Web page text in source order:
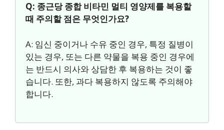
Q: 종근당 종합 비타민 멀티 영양제를 복용할
때 주의할 점은 무엇인가요?
A: 임신 중이거나 수유 중인 경우, 특정 질병이
있는 경우, 또는 다른 약물을 복용 중인 경우에
는 반드시 의사와 상담한 후 복용하는 것이 좋
습니다. 또한, 과다 복용하지 않도록 주의해야
합니다.